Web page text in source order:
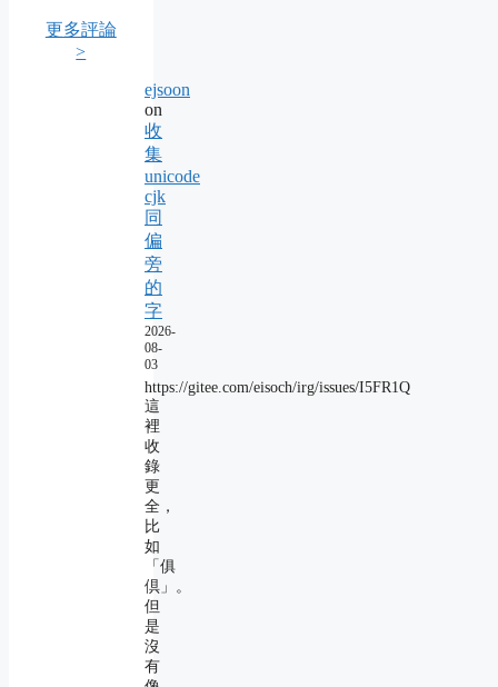
更多評論
>
ejsoon
on
收
集
unicode
cjk
同
偏
旁
的
字
2026-
08-
03
https://gitee.com/eisoch/irg/issues/I5FR1Q
這
裡
收
錄
更
全，
比
如
「俱
倶」。
但
是
沒
有